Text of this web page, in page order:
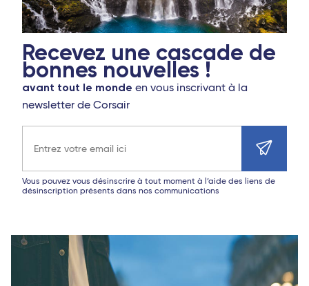
Recevez une cascade de
bonnes nouvelles !
avant tout le monde en vous inscrivant à la
newsletter de Corsair
Vous pouvez vous désinscrire à tout moment à l’aide des liens de
désinscription présents dans nos communications